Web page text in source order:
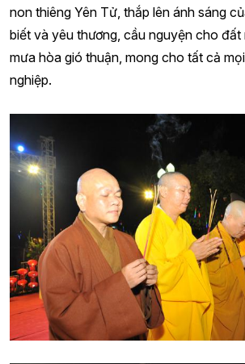
non thiêng Yên Tử, thắp lên ánh sáng
biết và yêu thương, cầu nguyện cho đất
mưa hòa gió thuận, mong cho tất cả
nghiệp.